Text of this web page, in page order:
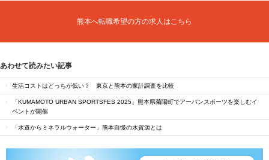
熊本へ転職希望の方の求人はこちら
あわせて読みたい記事
生活コストはどっちが低い？ 東京と熊本の家計調査を比較
「KUMAMOTO URBAN SPORTSFES 2025」熊本県菊陽町でアーバンスポーツを楽しむイ
ベントが開催
「水道からミネラルウォーター」熊本自慢の水資源とは